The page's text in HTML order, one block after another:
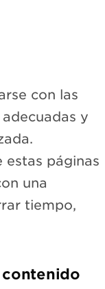
con las
y
estas páginas
una
tiempo,